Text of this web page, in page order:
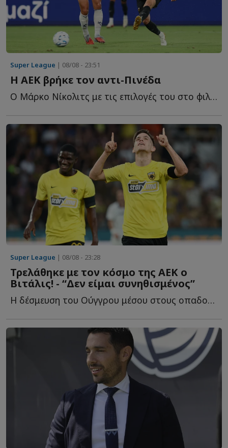
Super League | 08/08 - 23:51
Η ΑΕΚ βρήκε τον αντι-Πινέδα
Ο Μάρκο Νίκολιτς με τις επιλογές του στο φιλικό της Α...
Super League | 08/08 - 23:28
Τρελάθηκε με τον κόσμο της ΑΕΚ ο
Βιτάλις! - “Δεν είμαι συνηθισμένος”
Η δέσμευση του Ούγγρου μέσου στους οπαδούς τ...